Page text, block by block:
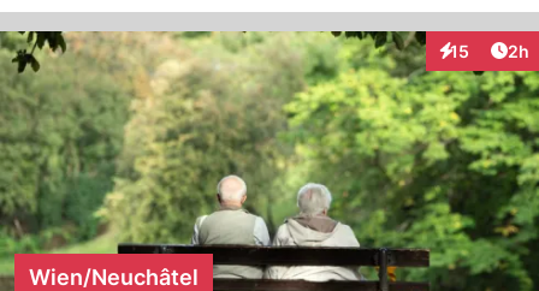
15
Interaktionen
2h
Wien/Neuchâtel